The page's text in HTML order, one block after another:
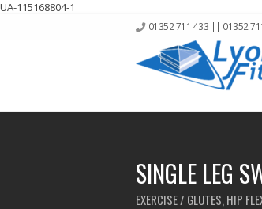
UA-115168804-1
01352 711 433 || 01352
SINGLE LEG
EXERCISE / GLUTES, HIP